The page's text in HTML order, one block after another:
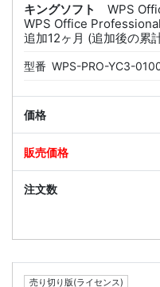
キングソフト
WPS
WPS Office
追加12ヶ月 (追加後の累
型番 WPS-PRO-YC3-
売り切り版(ライセンス)